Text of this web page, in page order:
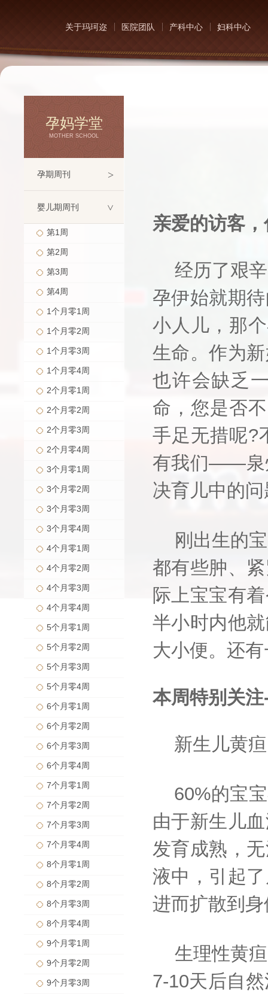
关于玛珂迩 医院团队 产科中心 妇科中心
孕妈学堂
MOTHER SCHOOL
孕期周刊 >
婴儿期周刊 >
第1周
第2周
第3周
第4周
1个月零1周
1个月零2周
1个月零3周
1个月零4周
2个月零1周
2个月零2周
2个月零3周
2个月零4周
3个月零1周
3个月零2周
3个月零3周
3个月零4周
4个月零1周
4个月零2周
4个月零3周
4个月零4周
5个月零1周
5个月零2周
5个月零3周
5个月零4周
6个月零1周
6个月零2周
6个月零3周
6个月零4周
7个月零1周
7个月零2周
7个月零3周
7个月零4周
8个月零1周
8个月零2周
8个月零3周
8个月零4周
9个月零1周
9个月零2周
9个月零3周
亲爱的访客
经历了艰辛
孕伊始就期
小人儿，那
生命。作为
也许会缺乏
命，您是否
手足无措呢?
有我们——泉
决育儿中的
刚出生的宝
都有些肿、
际上宝宝有
半小时内他
大小便。还
本周特别关
新生儿黄疸
60%的宝
由于新生儿
发育成熟，
液中，引起
进而扩散到
生理性黄疸
7-10天后自